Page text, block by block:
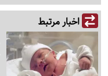
اخبار مرتبط